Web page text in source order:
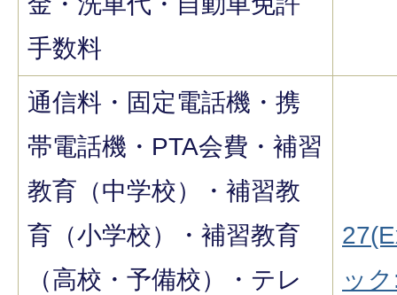
手数料
通信料・固定電話機・携
帯電話機・PTA会費・補習
教育（中学校）・補習教
育（小学校）・補習教育
（高校・予備校）・テレ
ッ